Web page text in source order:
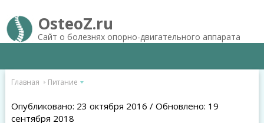
OsteoZ.ru
Сайт о болезнях опорно-двигательного аппарата
Главная Питание
Опубликовано: 23 октября 2016 / Обновлено: 19
сентября 2018